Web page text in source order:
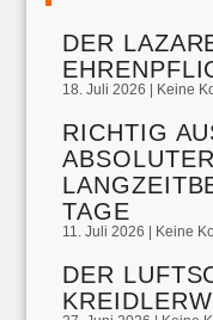
DER
18. Juli 2026 Keine
RICHTIG
TAGE
11. Juli 2026 Keine
DER